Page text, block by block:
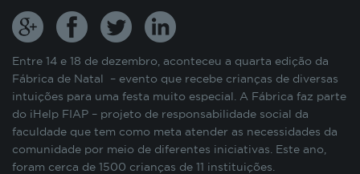
GRADUAÇÃO
MBA sTECH
GLOBAL MBA s
PÓS TECH
FIAP ON
FIAP EMPRESAS
Entre 14 e 18 de dezembro, aconteceu a quarta edição da
Fábrica de Natal – evento que recebe crianças de diversas
intuições para uma festa muito especial. A Fábrica faz parte
do iHelp FIAP – projeto de responsabilidade social da
faculdade que tem como meta atender as necessidades da
comunidade por meio de diferentes iniciativas. Este ano,
foram cerca de 1500 crianças de 11 instituições.
navegação em nosso site e otimizar
constantemente os nossos serviços. Os cookies
armazenam temporariamente algumas
informações básicas da sua interação com as
nossas páginas.
COOKIES INDISPENSÁVEIS
Estes cookies não podem ser desativados pois